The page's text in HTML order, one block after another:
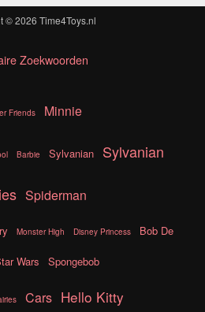
© 2026 Time4Toys.nl
Zoekwoorden
Friends Minnie
Barbie Sylvanian Sylvanian
Spiderman
Monster High Disney Princess Bob De
Wars Spongebob
Cars Hello Kitty